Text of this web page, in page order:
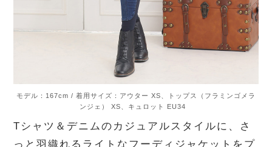
モデル：167cm / 着用サイズ：アウター XS、トップス（フラミンゴメラ
ンジェ） XS、キュロット EU34
Tシャツ＆デニムのカジュアルスタイルに、さ
っと羽織れるライトなフーディジャケットをプ